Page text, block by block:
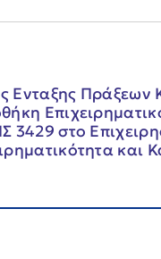
Ενταξης Πράξεων
3429 στο
και